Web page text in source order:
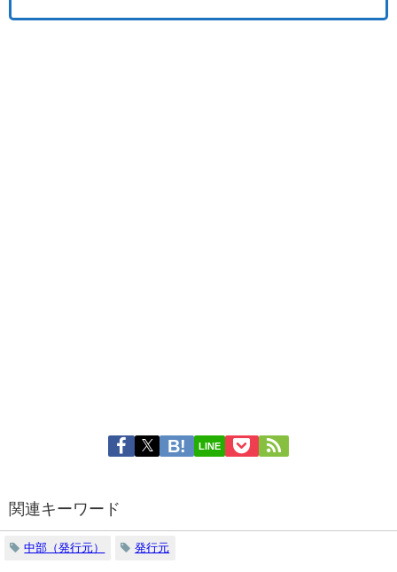
LINE
関連キーワード
中部（発行元） 発行元